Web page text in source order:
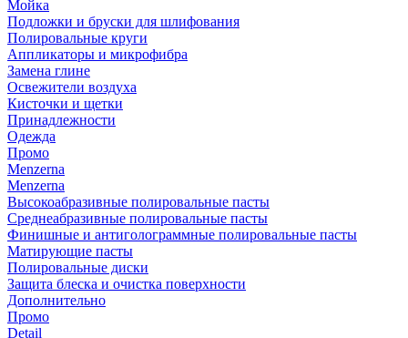
Мойка
Подложки и бруски для шлифования
Полировальные круги
Аппликаторы и микрофибра
Замена глине
Освежители воздуха
Кисточки и щетки
Принадлежности
Одежда
Промо
Menzerna
Menzerna
Высокоабразивные полировальные пасты
Среднеабразивные полировальные пасты
Финишные и антиголограммные полировальные пасты
Матирующие пасты
Полировальные диски
Защита блеска и очистка поверхности
Дополнительно
Промо
Detail